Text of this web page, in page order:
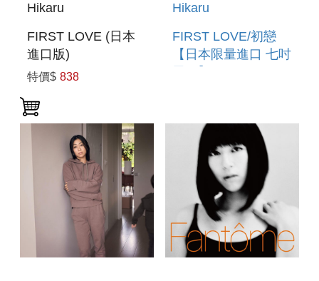
Hikaru
FIRST LOVE (日本
進口版)
特價$ 838
Hikaru
FIRST LOVE/初戀
【日本限量進口 七吋